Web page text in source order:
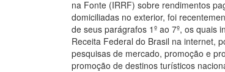
na Fonte (IRRF) sobre rendimentos
domiciliadas no exterior, foi
de seus parágrafos 1º ao 7º, os
Receita Federal do Brasil na internet,
pesquisas de mercado, promoção e
promoção de destinos turísticos